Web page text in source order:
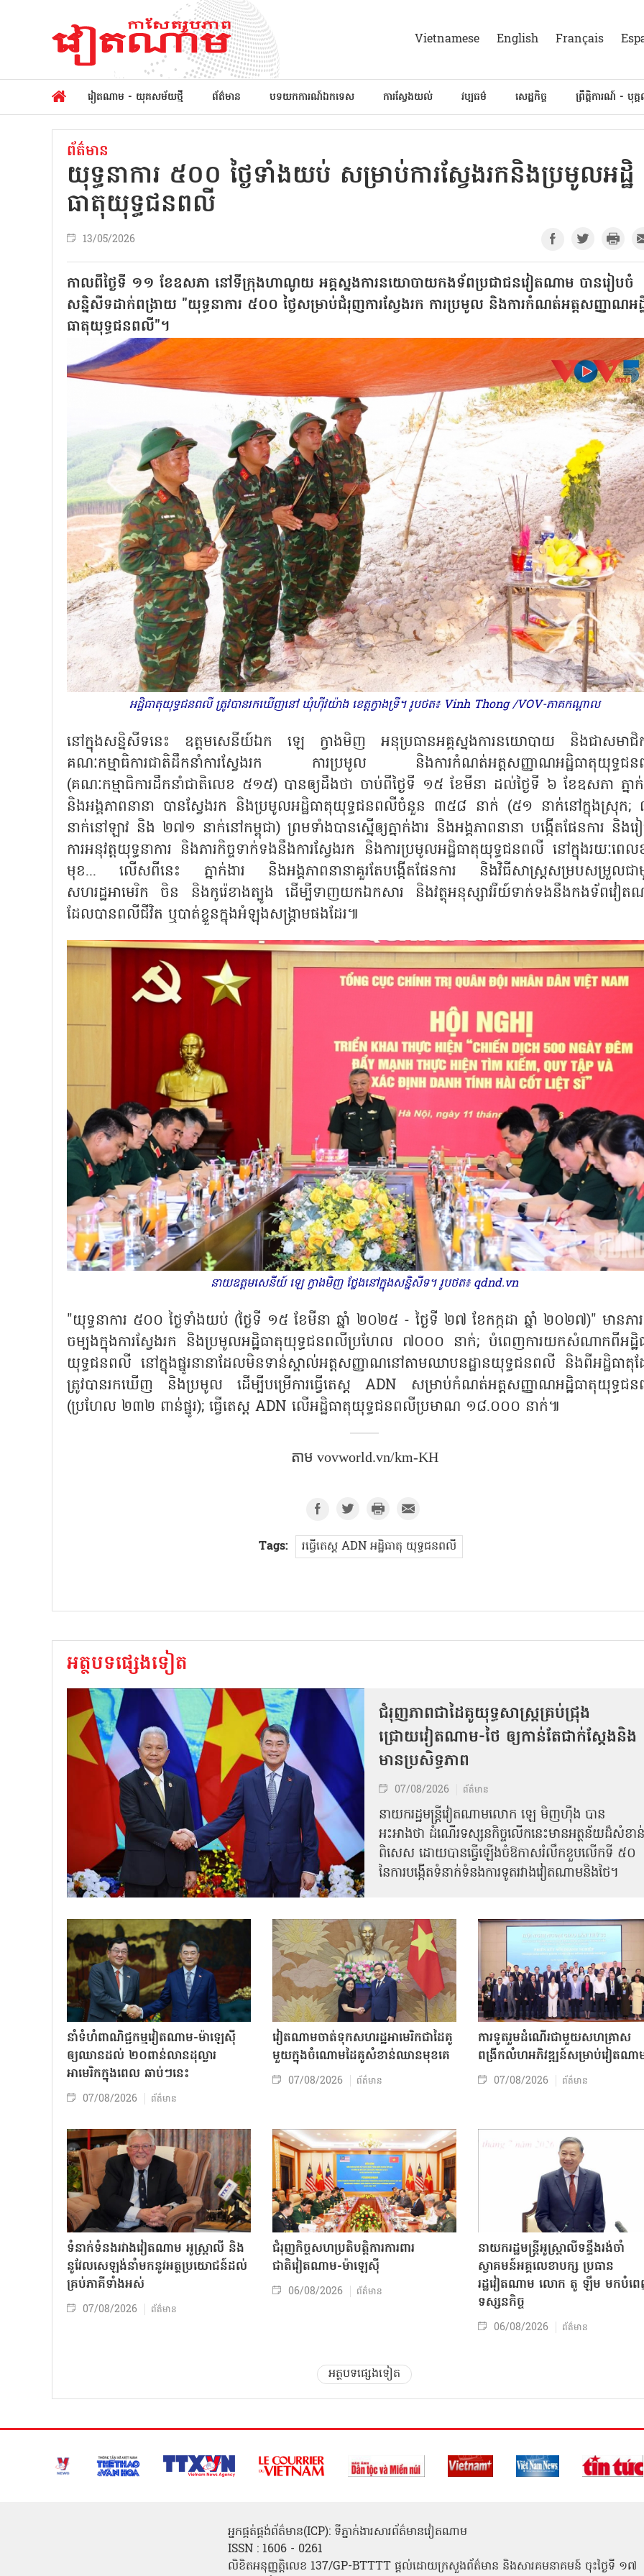
Vietnamese English Français
វៀតណាម - យុគសម័យថ្មី ព័ត៌មាន បទយកការណ៍ឯកទេស ការស្វែងយល់ វប្បធម៌ សេដ្ឋកិច្ច ព្រឹត្តិការណ៍ - បុគ្
ព័ត៌មាន
យុទ្ធនាការ ៥០០ ថ្ងៃទាំងយប់ សម្រាប់ការស្វែងរកនិងប្រមូលអដ្ឋិ
ធាតុយុទ្ធជនពលី
13/05/2026
កាលពីថ្ងៃទី ១១ ខែឧសភា នៅទីក្រុងហាណូយ អគ្គស្នងការនយោបាយកងទ័ពប្រជាជនវៀតណាម បានរៀបចំ
សន្និសីទដាក់ពង្រាយ "យុទ្ធនាការ ៥០០ ថ្ងៃសម្រាប់ជំរុញការស្វែងរក ការប្រមូល និងការកំណត់អត្តសញ្ញាណអដ្
ធាតុយុទ្ធជនពលី"។
អដ្ឋិធាតុ​យុទ្ធជន​ពលី ​ត្រូវ​បាន​រក​ឃើញ​នៅ​ ឃុំ​ហ៊ីវយ៉ាង ខេត្ត​ក្វាងទ្រី។ រូបថត៖ Vinh Thong /VOV-ភាគ​កណ្តាល
នៅក្នុងសន្និសីទនេះ ឧត្តមសេនីយ៍ឯក ឡេ ក្វាងមិញ អនុប្រធានអគ្គស្នងការនយោបាយ និងជាសមាជិ
គណៈកម្មាធិការជាតិដឹកនាំការស្វែងរក ការប្រមូល និងការកំណត់អត្តសញ្ញាណអដ្ឋិធាតុយុទ្ធជ
(គណៈកម្មាធិការដឹកនាំជាតិលេខ ៥១៥) បានឲ្យដឹងថា ចាប់ពីថ្ងៃទី ១៥ ខែមីនា ដល់ថ្ងៃទី ៦ ខែឧសភា ភ្នាក់
និងអង្គភាពនានា បានស្វែងរក និងប្រមូលអដ្ឋិធាតុយុទ្ធជនពលីចំនួន ៣៥៨ នាក់ (៥១ នាក់នៅក្នុងស្រុក
នាក់នៅឡាវ និង ២៧១ នាក់នៅកម្ពុជា) ព្រមទាំងបានស្នើឲ្យភ្នាក់ងារ និងអង្គភាពនានា បង្កើតផែនការ និងរ
ការអនុវត្តយុទ្ធនាការ និងភារកិច្ចទាក់ទងនឹងការស្វែងរក និងការប្រមូលអដ្ឋិធាតុយុទ្ធជនពលី នៅក្នុងរយៈពេល
មុខ... លើសពីនេះ ភ្នាក់ងារ និងអង្គភាពនានាគួរតែបង្កើតផែនការ និងវិធីសាស្រ្តសម្របសម្រួលជ
សហរដ្ឋអាមេរិក ចិន និងកូរ៉េខាងត្បូង ដើម្បីទាញយកឯកសារ និងវត្ថុអនុស្សាវរីយ៍ទាក់ទងនឹងកងទ័ពវៀត
ដែលបានពលីជីវិត ឬបាត់ខ្លួនក្នុងអំឡុងសង្គ្រាមផងដែរ៕
នាយឧត្តមសេនីយ៍ ឡេ ក្វាងមិញ ថ្លែងនៅក្នុងសន្និសីទ។ រូបថត៖ qdnd.vn
"យុទ្ធនាការ ៥០០ ថ្ងៃទាំងយប់ (ថ្ងៃទី ១៥ ខែមីនា ឆ្នាំ ២០២៥ - ថ្ងៃទី ២៧ ខែកក្កដា ឆ្នាំ ២០២៧)" មានភារ
ចម្បងក្នុងការស្វែងរក និងប្រមូលអដ្ឋិធាតុយុទ្ធជនពលីប្រហែល ៧០០០ នាក់; បំពេញការយកសំណាកពីអដ្ឋិ
យុទ្ធជនពលី នៅក្នុងផ្នូរនានាដែលមិនទាន់ស្គាល់អត្តសញ្ញាណនៅតាមឈាបនដ្ឋានយុទ្ធជនពលី និងពីអដ្ឋិធាតុ
ត្រូវបានរកឃើញ និងប្រមូល ដើម្បីបម្រើការធ្វើតេស្ត ADN សម្រាប់កំណត់អត្តសញ្ញាណអដ្ឋិធាតុយុទ្ធជ
(ប្រហែល ២៣២ ពាន់ផ្នូរ); ធ្វើតេស្ត ADN លើអដ្ឋិធាតុយុទ្ធជនពលីប្រមាណ ១៨.០០០ នាក់៕​
តាម vovworld.vn/km-KH
Tags: រធ្វើតេស្ត ADN អដ្ឋិធាតុ យុទ្ធជនពលី
អត្ថបទផ្សេងទៀត
ជំរុញភាពជាដៃគូយុទ្ធសាស្ត្រគ្រប់ជ្រុង
ជ្រោយវៀតណាម-ថៃ ឲ្យកាន់តែជាក់ស្ដែងនិង
មានប្រសិទ្ធភាព
07/08/2026 ព័ត៌មាន
នាយករដ្ឋមន្ត្រីវៀតណាមលោក ឡេ មិញហ៊ឹង បាន
អះអាងថា ដំណើរទស្សនកិច្ចលើកនេះមានអត្ថន័យដ៏សំខាន់
ពិសេស ដោយបានធ្វើឡើងចំឱកាសរំលឹកខួបលើកទី ៥០
នៃការបង្កើតទំនាក់ទំនងការទូតរវាងវៀតណាមនិងថៃ។
នាំទំហំពាណិជ្ជកម្មវៀតណាម-ម៉ាឡេស៊ី
ឲ្យឈានដល់ ២០ពាន់លានដុល្លារ
អាមេរិកក្នុងពេល ឆាប់ៗនេះ
07/08/2026 ព័ត៌មាន
វៀតណាមចាត់ទុកសហរដ្ឋអាមេរិកជាដៃគូ
មួយក្នុងចំណោមដៃគូសំខាន់ឈានមុខគេ
07/08/2026 ព័ត៌មាន
ការទូតរួមដំណើរជាមួយសហគ្រាស
ពង្រីកលំហអភិវឌ្ឍន៍សម្រាប់វៀតណា
07/08/2026 ព័ត៌មាន
ទំនាក់ទំនងរវាងវៀតណាម អូស្ត្រាលី និង
នូវែលសេឡង់នាំមកនូវអត្ថប្រយោជន៍ដល់
គ្រប់ភាគីទាំងអស់
07/08/2026 ព័ត៌មាន
ជំរុញកិច្ចសហប្រតិបត្តិការការពារ
ជាតិវៀតណាម-ម៉ាឡេស៊ី
06/08/2026 ព័ត៌មាន
នាយករដ្ឋមន្ត្រីអូស្ត្រាលីទន្ទឹងរង់ចាំ
ស្វាគមន៍អគ្គលេខាបក្ស ប្រធាន
រដ្ឋវៀតណាម លោក តូ ឡឹម មកបំព
ទស្សនកិច្ច
06/08/2026 ព័ត៌មាន
អត្ថបទផ្សេងទៀត
អ្នកផ្គត់ផ្គង់ព័ត៌មាន(ICP): ទីភ្នាក់ងារសារព័ត៌មានវៀតណាម
ISSN : 1606 - 0261
លិខិតអនុញ្ញត្តិលេខ 137/GP-BTTTT ផ្តល់ដោយក្រសួងព័ត៌មាន និងសារគមនាគមន៍ ចុះថ្ងៃទី ១៧